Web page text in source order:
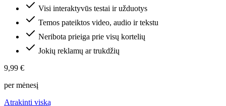
Visi interaktyvūs testai ir užduotys
Temos pateiktos video, audio ir tekstu
Neribota prieiga prie visų kortelių
Jokių reklamų ar trukdžių
9,99 €
per mėnesį
Atrakinti viską